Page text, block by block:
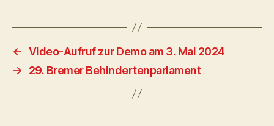
← Video-Aufruf zur Demo am 3. Mai 2024
→
29. Bremer Behindertenparlament